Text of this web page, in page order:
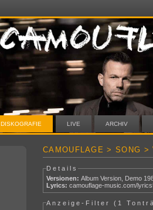
DISKOGRAFIE LIVE ARCHIV
CAMOUFLAGE > SONG >
Details
Versionen: Album Version, Demo
Lyrics: camouflage-music.com/
Anzeige-Filter ( 1